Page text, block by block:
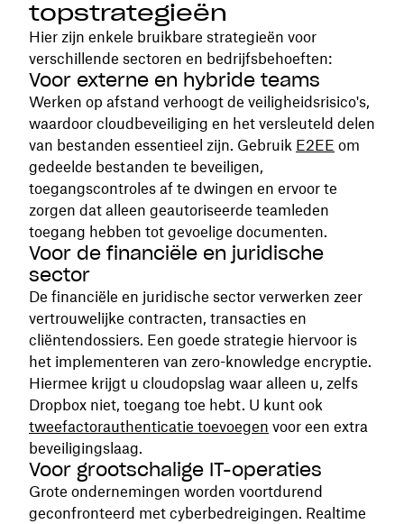
topstrategieën
Hier zijn enkele bruikbare strategieën voor
verschillende sectoren en bedrijfsbehoeften:
Voor externe en hybride teams
Werken op afstand verhoogt de veiligheidsrisico's,
waardoor cloudbeveiliging en het versleuteld delen
van bestanden essentieel zijn. Gebruik E2EE om
gedeelde bestanden te beveiligen,
toegangscontroles af te dwingen en ervoor te
zorgen dat alleen geautoriseerde teamleden
toegang hebben tot gevoelige documenten.
Voor de financiële en juridische
sector
De financiële en juridische sector verwerken zeer
vertrouwelijke contracten, transacties en
cliëntendossiers. Een goede strategie hiervoor is
het implementeren van zero-knowledge encryptie.
Hiermee krijgt u cloudopslag waar alleen u, zelfs
Dropbox niet, toegang toe hebt. U kunt ook
tweefactorauthenticatie toevoegen voor een extra
beveiligingslaag.
Voor grootschalige IT-operaties
Grote ondernemingen worden voortdurend
geconfronteerd met cyberbedreigingen. Realtime